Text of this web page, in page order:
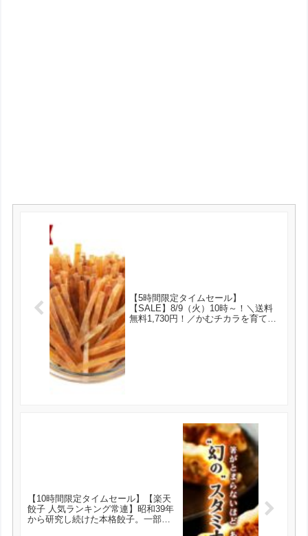
【5時間限定タイムセール】
【SALE】8/9（火）10時～！＼送料
無料1,730円！／かむチカラを育てる
【10時間限定タイムセール】【楽天
餃子 人気ランキング常連】昭和39年
から研究し続けた本格餃子。一部ス